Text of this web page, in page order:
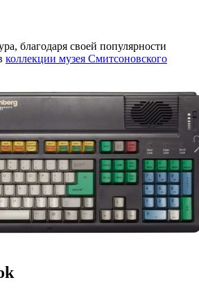
благодаря своей популярности
коллекции музея Смитсоновского